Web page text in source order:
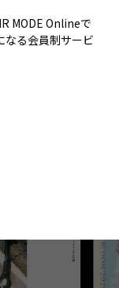
MODE Onlineで
なる会員制サービ